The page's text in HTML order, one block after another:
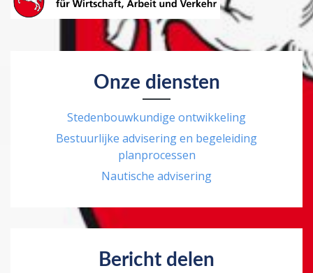
Onze diensten
Stedenbouwkundige ontwikkeling
Bestuurlijke advisering en begeleiding
planprocessen
Nautische advisering
Bericht delen